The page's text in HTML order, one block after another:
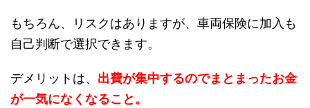
もちろん、リスクはありますが、車両保険に加入も
自己判断で選択できます。
デメリットは、 出費が集中するのでまとまったお金
が一気になくなること。